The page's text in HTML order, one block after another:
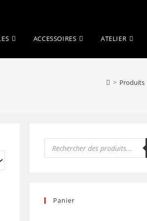
ACCESSOIRES ATELIER
> Produits
Recherche
produits
Panier